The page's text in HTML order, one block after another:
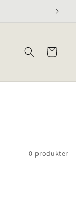
Varukorg
0 produkter